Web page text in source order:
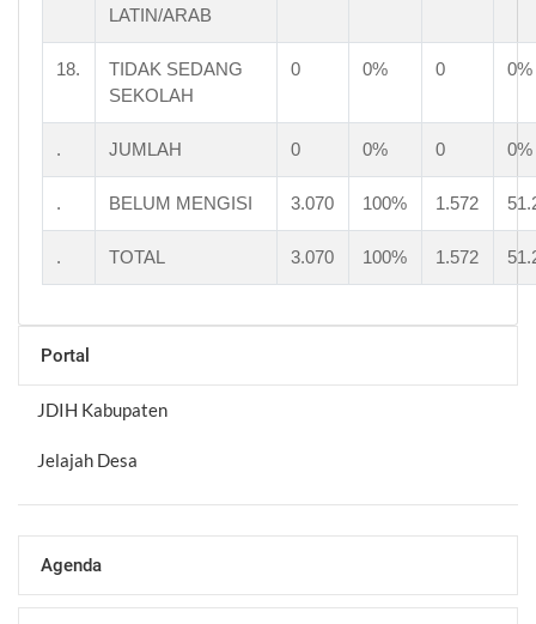
LATIN/ARAB
18.
TIDAK SEDANG
SEKOLAH
0 0% 0 0%
. JUMLAH 0 0% 0 0%
. BELUM MENGISI 3.070 100% 1.572
. TOTAL 3.070 100% 1.572
Portal
JDIH Kabupaten
Jelajah Desa
Agenda